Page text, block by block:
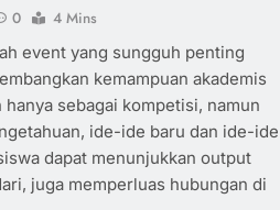
0
4 Mins
event yang sungguh penting
kemampuan akademis
sebagai kompetisi, namun
ide-ide baru dan ide-ide
dapat menunjukkan output
juga memperluas hubungan di